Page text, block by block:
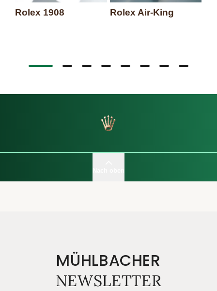
Rolex 1908 Rolex Air-King
MÜHLBACHER
NEWSLETTER